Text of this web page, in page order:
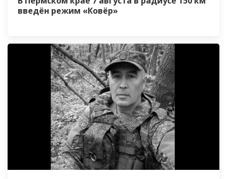
введён режим «Ковёр»